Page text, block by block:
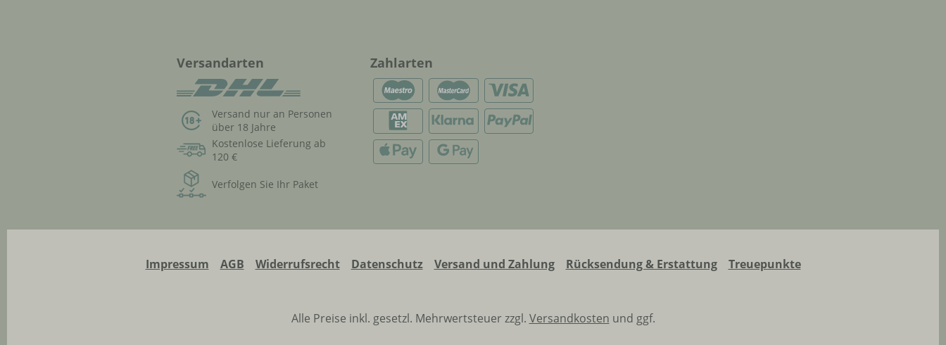
Versandarten
Versand nur an Personen
über 18 Jahre
Kostenlose Lieferung ab
120 €
Verfolgen Sie Ihr Paket
Zahlarten
Impressum AGB Widerrufsrecht Datenschutz Versand und Zahlung Rücksendung & Erstattung Treuepunkte
Alle Preise inkl. gesetzl. Mehrwertsteuer zzgl. Versandkosten und ggf.